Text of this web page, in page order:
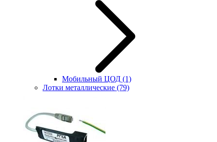
Мобильный ЦОД (1)
Лотки металлические (79)